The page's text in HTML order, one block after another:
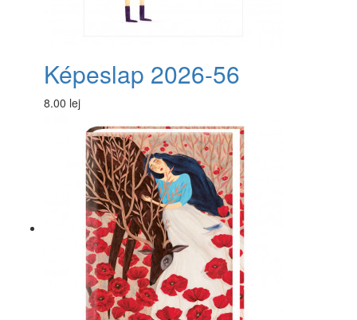
Képeslap 2026-56
8.00 lej